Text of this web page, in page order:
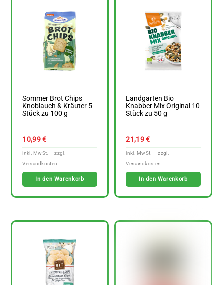
Sommer Brot Chips
Knoblauch & Kräuter 5
Stück zu 100 g
10,99€
In den Warenkorb
Landgarten Bio
Knabber Mix Original 10
Stück zu 50 g
21,19€
In den Warenkorb